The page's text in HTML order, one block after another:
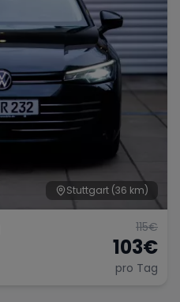
Stuttgart (36 km)
115€
103€
pro Tag